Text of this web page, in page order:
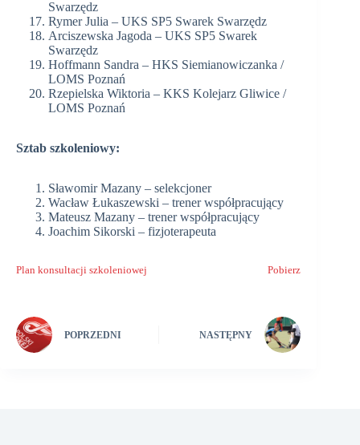
Swarzędz
Rymer Julia – UKS SP5 Swarek Swarzędz
Arciszewska Jagoda – UKS SP5 Swarek
Swarzędz
Hoffmann Sandra – HKS Siemianowiczanka /
LOMS Poznań
Rzepielska Wiktoria – KKS Kolejarz Gliwice /
LOMS Poznań
Sztab szkoleniowy:
Sławomir Mazany – selekcjoner
Wacław Łukaszewski – trener współpracujący
Mateusz Mazany – trener współpracujący
Joachim Sikorski – fizjoterapeuta
Plan konsultacji szkoleniowej Pobierz
POPRZEDNI NASTĘPNY